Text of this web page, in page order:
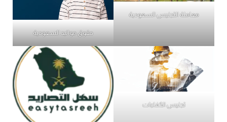
معاملة التجنيس السعودية
حقوق مواليد السعودية
تجنيس الكفاءات